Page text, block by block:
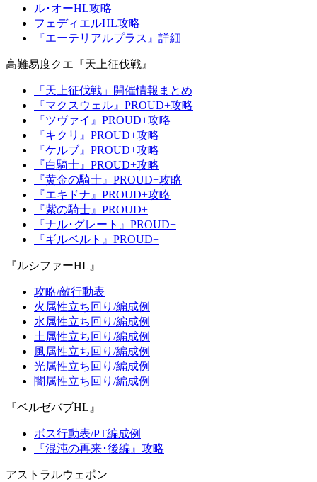
ル･オーHL攻略
フェディエルHL攻略
『エーテリアルプラス』詳細
高難易度クエ『天上征伐戦』
「天上征伐戦」開催情報まとめ
『マクスウェル』PROUD+攻略
『ツヴァイ』PROUD+攻略
『キクリ』PROUD+攻略
『ケルブ』PROUD+攻略
『白騎士』PROUD+攻略
『黄金の騎士』PROUD+攻略
『エキドナ』PROUD+攻略
『紫の騎士』PROUD+
『ナル･グレート』PROUD+
『ギルベルト』PROUD+
『ルシファーHL』
攻略/敵行動表
火属性立ち回り/編成例
水属性立ち回り/編成例
土属性立ち回り/編成例
風属性立ち回り/編成例
光属性立ち回り/編成例
闇属性立ち回り/編成例
『ベルゼバブHL』
ボス行動表/PT編成例
『混沌の再来･後編』攻略
アストラルウェポン